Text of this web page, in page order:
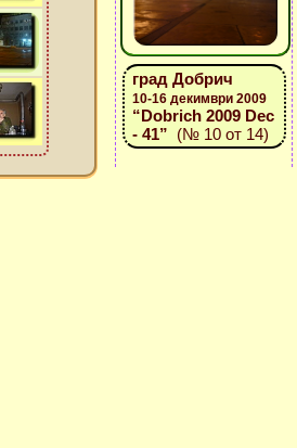
град Добрич
10-16 декимври 2009
“Dobrich 2009 Dec
- 41” (№ 10 от 14)